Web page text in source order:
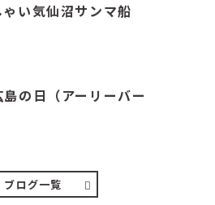
い気仙沼サンマ船
島の日（アーリーバー
ブログ一覧